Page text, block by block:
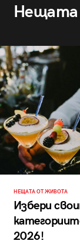
НЕЩАТА ОТ ЖИВОТА
Избери
2026!